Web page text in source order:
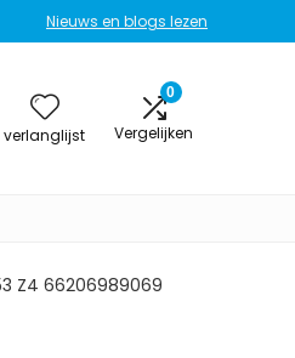
Nieuws en blogs lezen
verlanglijst
0
Vergelijken
Z4 66206989069